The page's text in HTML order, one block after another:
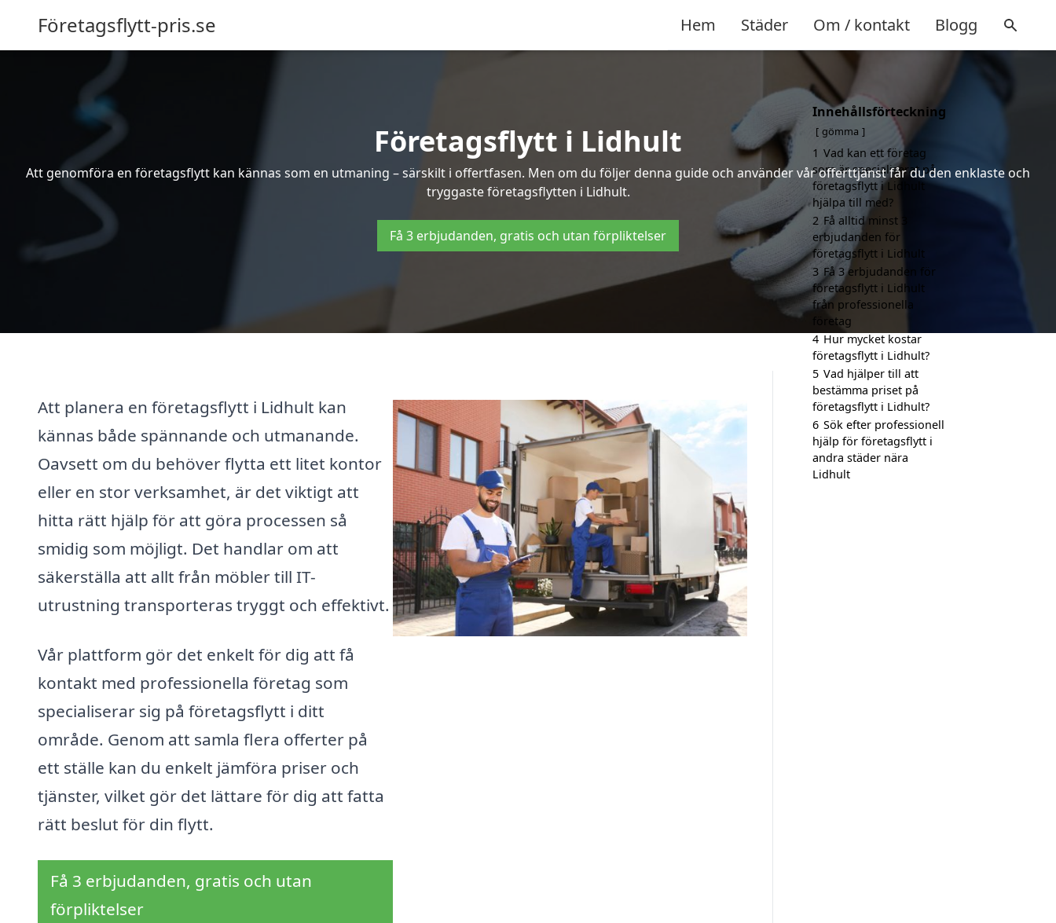
Företagsflytt-pris.se Hem Städer Om / kontakt Blogg
Företagsflytt i Lidhult
Att genomföra en företagsflytt kan kännas som en utmaning – särskilt i offertfasen. Men om du följer denna guide och använder vår offerttjänst får du den enklaste och
tryggaste företagsflytten i Lidhult.
Få 3 erbjudanden, gratis och utan förpliktelser
Att planera en företagsflytt i Lidhult kan
kännas både spännande och utmanande.
Oavsett om du behöver flytta ett litet kontor
eller en stor verksamhet, är det viktigt att
hitta rätt hjälp för att göra processen så
smidig som möjligt. Det handlar om att
säkerställa att allt från möbler till IT-
utrustning transporteras tryggt och effektivt.
Vår plattform gör det enkelt för dig att få
kontakt med professionella företag som
specialiserar sig på företagsflytt i ditt
område. Genom att samla flera offerter på
ett ställe kan du enkelt jämföra priser och
tjänster, vilket gör det lättare för dig att fatta
rätt beslut för din flytt.
Få 3 erbjudanden, gratis och utan
förpliktelser
Innehållsförteckning
gömma
1 Vad kan ett företag
som är specialiserat på
företagsflytt i Lidhult
hjälpa till med?
2 Få alltid minst 3
erbjudanden för
företagsflytt i Lidhult
3 Få 3 erbjudanden för
företagsflytt i Lidhult
från professionella
företag
4 Hur mycket kostar
företagsflytt i Lidhult?
5 Vad hjälper till att
bestämma priset på
företagsflytt i Lidhult?
6 Sök efter professionell
hjälp för företagsflytt i
andra städer nära
Lidhult